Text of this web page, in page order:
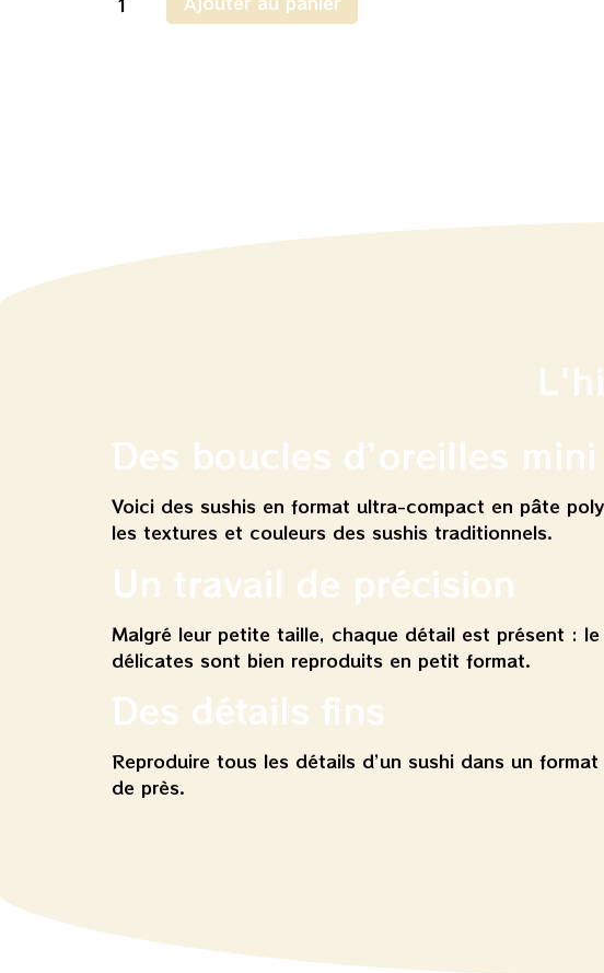
Des boucles d’oreilles
Voici des sushis en format ultra-compact en pâte
les textures et couleurs des sushis traditionnels.
Un travail de précision
Malgré leur petite taille, chaque détail est présent :
délicates sont bien reproduits en petit format.
Des détails fins
Reproduire tous les détails d’un sushi dans un
de près.